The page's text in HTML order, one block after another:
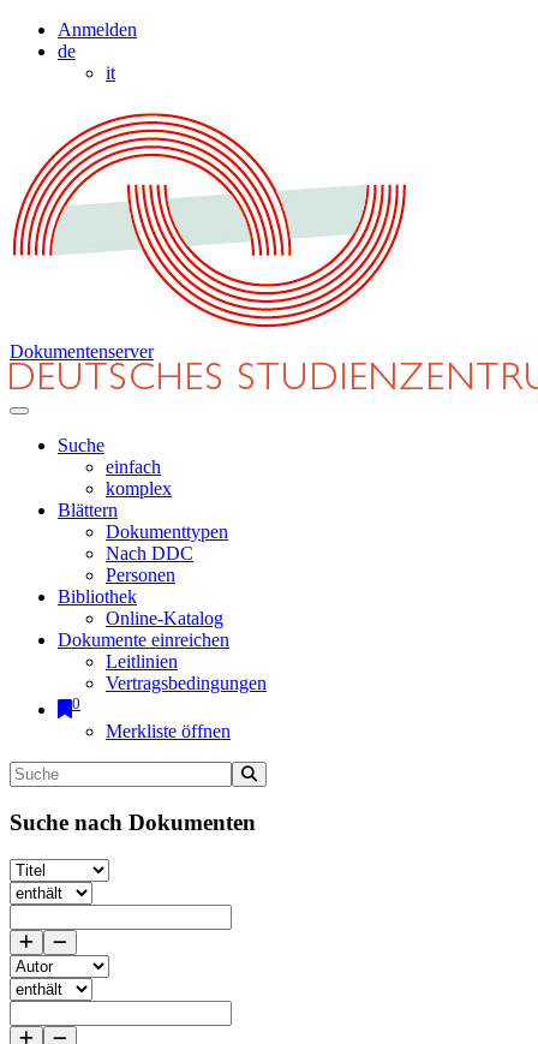
Anmelden
de
it
Dokumentenserver
Suche
einfach
komplex
Blättern
Dokumenttypen
Nach DDC
Personen
Bibliothek
Online-Katalog
Dokumente einreichen
Leitlinien
Vertragsbedingungen
0
Merkliste öffnen
Suche nach Dokumenten